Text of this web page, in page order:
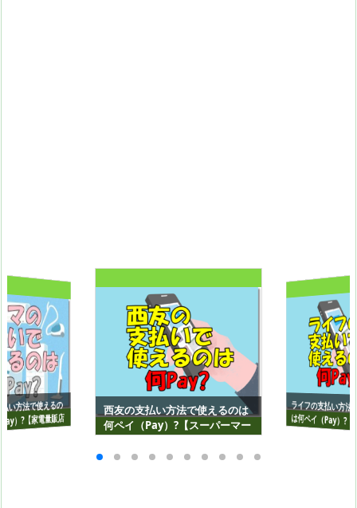
い方法で使えるの
）?【家電量販店
西友の支払い方法で使えるのは
何ペイ（Pay）?【スーパーマー
ケット編】
ライフの支払い方
は何ペイ（Pay）?
ーケット編】